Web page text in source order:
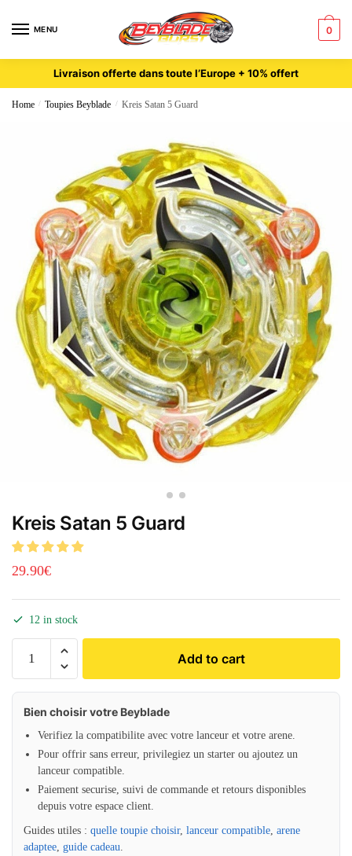
MENU 0
Livraison offerte dans toute l’Europe + 10% offert
Home / Toupies Beyblade / Kreis Satan 5 Guard
Kreis Satan 5 Guard
29.90€
12 in stock
Add to cart
Bien choisir votre Beyblade
Verifiez la compatibilite avec votre lanceur et votre arene.
Pour offrir sans erreur, privilegiez un starter ou ajoutez un
lanceur compatible.
Paiement securise, suivi de commande et retours disponibles
depuis votre espace client.
Guides utiles : quelle toupie choisir, lanceur compatible arene
adaptee guide cadeau